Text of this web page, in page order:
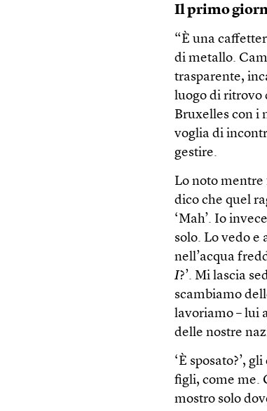
Il primo
“È una
di metallo.
trasparente,
luogo di ritrovo
Bruxelles con i
voglia di
gestire.
Lo noto mentre
dico che quel
‘Mah’. Io
solo. Lo vedo e
nell’acqua
I?’. Mi lascia
scambiamo
lavoriamo – lui
delle nostre
‘È sposato?’,
figli, come me.
mostro solo